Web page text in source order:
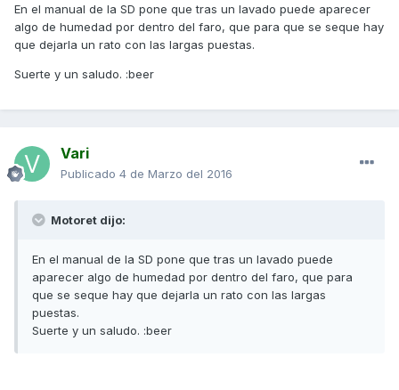
En el manual de la SD pone que tras un lavado puede aparecer
algo de humedad por dentro del faro, que para que se seque hay
que dejarla un rato con las largas puestas.
Suerte y un saludo. :beer
Vari
Publicado 4 de Marzo del 2016
Motoret dijo:
En el manual de la SD pone que tras un lavado puede
aparecer algo de humedad por dentro del faro, que para
que se seque hay que dejarla un rato con las largas
puestas.
Suerte y un saludo. :beer